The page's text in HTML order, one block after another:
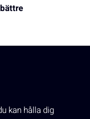
kan hålla dig